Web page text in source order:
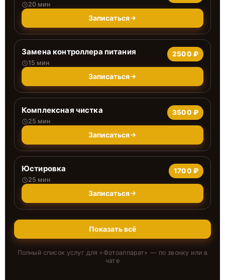
20 мин
Записаться
Замена контроллера питания
15 мин
2500 ₽
Записаться
Комплексная чистка
25 мин
3500 ₽
Записаться
Юстировка
25 мин
1700 ₽
Записаться
Показать всё
Полный список услуг для « Фотоаппарат» — по звонку или в
чате